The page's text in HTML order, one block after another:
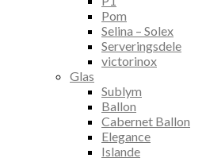
Pom
Selina – Solex
Serveringsdele
victorinox
Glas
Sublym
Ballon
Cabernet Ballon
Elegance
Islande